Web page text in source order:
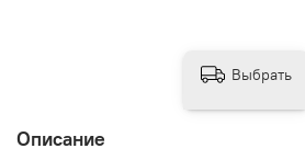
Описание
Выбрать